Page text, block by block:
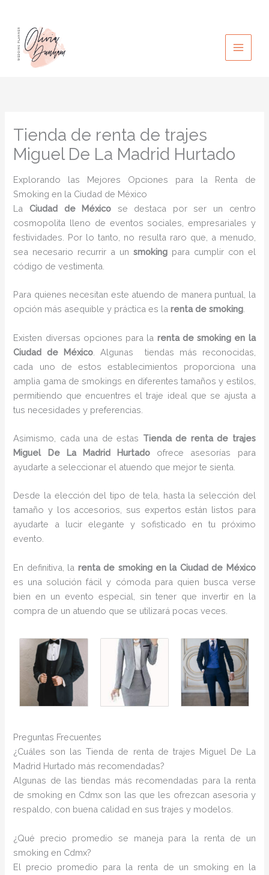
contenido
Tienda de renta de trajes
Miguel De La Madrid Hurtado
Explorando las Mejores Opciones para la Renta de
Smoking en la Ciudad de México
LaCiudad de México se destaca por ser un centro
cosmopolita lleno de eventos sociales, empresariales y
festividades. Por lo tanto, no resulta raro que, a menudo,
sea necesario recurrir a un smokingpara cumplir con el
código de vestimenta.
Para quienes necesitan este atuendo de manera puntual, la
opción más asequible y práctica es larenta de smoking
Existen diversas opciones para la renta de smoking en la
Ciudad de México . Algunas tiendas más reconocidas,
cada uno de estos establecimientos proporciona una
amplia gama de smokings en diferentes tamaños y estilos,
permitiendo que encuentres el traje ideal que se ajusta a
tus necesidades y preferencias.
Asimismo, cada una de estas Tienda de renta de trajes
Miguel De La Madrid Hurtado ofrece asesorías para
ayudarte a seleccionar el atuendo que mejor te sienta.
Desde la elección del tipo de tela, hasta la selección del
tamaño y los accesorios, sus expertos están listos para
ayudarte a lucir elegante y sofisticado en tu próximo
evento.
En definitiva, la renta de smoking en la Ciudad de México
es una solución fácil y cómoda para quien busca verse
bien en un evento especial, sin tener que invertir en la
compra de un atuendo que se utilizará pocas veces.
Preguntas Frecuentes
¿Cuáles son las Tienda de renta de trajes Miguel De La
Madrid Hurtado más recomendadas?
Algunas de las tiendas más recomendadas para la renta
de smoking en Cdmx son las que les ofrezcan asesoria y
respaldo, con buena calidad en sus trajes y modelos.
¿Qué precio promedio se maneja para la renta de un
smoking en Cdmx?
El precio promedio para la renta de un smoking en la